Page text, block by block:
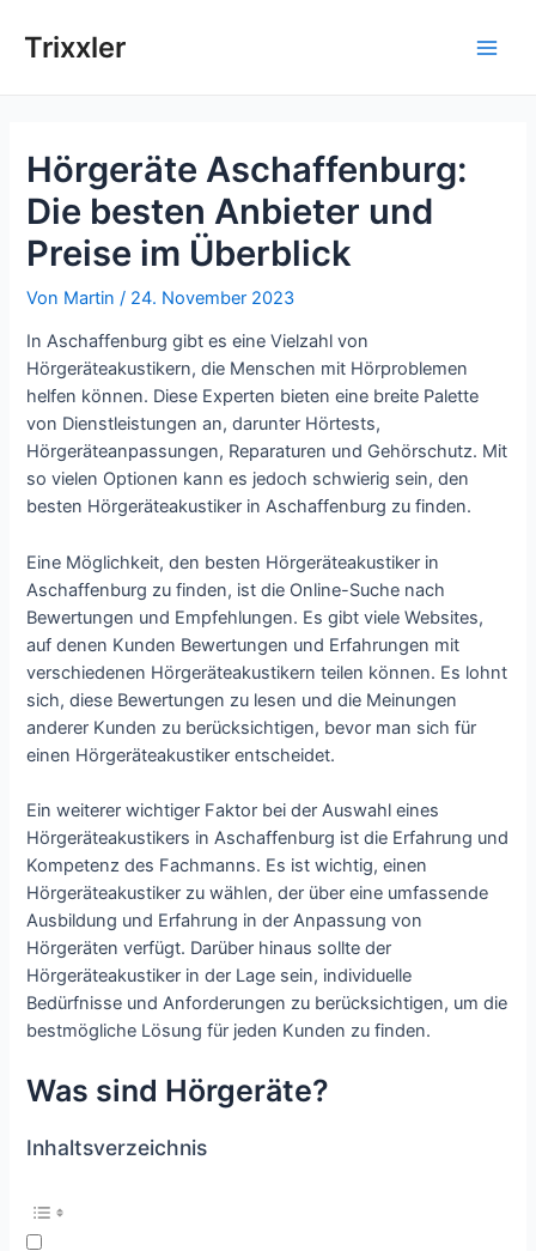
InhaltTrixxler
Hörgeräte Aschaffenburg:
Die besten Anbieter und
Preise im Überblick
Von Martin/ 24. November 2023
In Aschaffenburg gibt es eine Vielzahl von
Hörgeräteakustikern, die Menschen mit Hörproblemen
helfen können. Diese Experten bieten eine breite Palette
von Dienstleistungen an, darunter Hörtests,
Hörgeräteanpassungen, Reparaturen und Gehörschutz. Mit
so vielen Optionen kann es jedoch schwierig sein, den
besten Hörgeräteakustiker in Aschaffenburg zu finden.
Eine Möglichkeit, den besten Hörgeräteakustiker in
Aschaffenburg zu finden, ist die Online-Suche nach
Bewertungen und Empfehlungen. Es gibt viele Websites,
auf denen Kunden Bewertungen und Erfahrungen mit
verschiedenen Hörgeräteakustikern teilen können. Es lohnt
sich, diese Bewertungen zu lesen und die Meinungen
anderer Kunden zu berücksichtigen, bevor man sich für
einen Hörgeräteakustiker entscheidet.
Ein weiterer wichtiger Faktor bei der Auswahl eines
Hörgeräteakustikers in Aschaffenburg ist die Erfahrung und
Kompetenz des Fachmanns. Es ist wichtig, einen
Hörgeräteakustiker zu wählen, der über eine umfassende
Ausbildung und Erfahrung in der Anpassung von
Hörgeräten verfügt. Darüber hinaus sollte der
Hörgeräteakustiker in der Lage sein, individuelle
Bedürfnisse und Anforderungen zu berücksichtigen, um die
bestmögliche Lösung für jeden Kunden zu finden.
Was sind Hörgeräte?
Inhaltsverzeichnis